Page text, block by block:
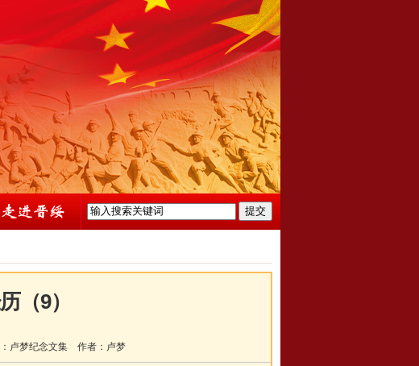
（9）
卢梦纪念文集 作者： 卢梦